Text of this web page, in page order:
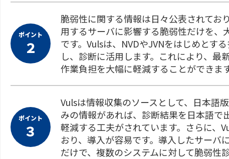
ポイント
２
脆弱性に関する情報は日々公表されてお
用するサーバに影響する脆弱性だけを
です。Vulsは、NVDやJVNをはじめとす
し、診断に活用します。これにより、最
作業負担を大幅に軽減することができます
ポイント
３
Vulsは情報収集のソースとして、日本語
みの情報があれば、診断結果を日本語で
軽減する工夫がされています。さらに、
おり、導入が容易です。導入したサーバ
だけで、複数のシステムに対して脆弱性